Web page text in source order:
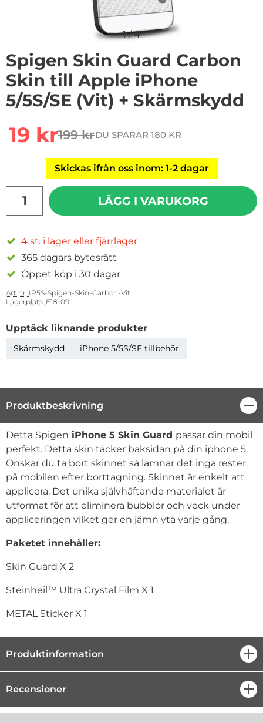
1/4
Spigen Skin Guard Carbon
Skin till Apple iPhone
5/5S/SE (Vit) + Skärmskydd
rea pris
19 krtidigare pris
199 krDU SPARAR 180 KR
Skickas ifrån oss inom: 1-2 dagar
LÄGG I VARUKORG
4 st. i lager eller fjärrlager
365 dagars bytesrätt
Öppet köp i 30 dagar
Art nr: IP5S-Spigen-Skin-Carbon-Vit
Lagerplats: E18-09
Upptäck liknande produkter
Skärmskydd iPhone 5/5S/SE tillbehör
Produktbeskrivning
Produktbeskrivning
Detta Spigen iPhone 5 Skin Guard passar din mobil
perfekt. Detta skin täcker baksidan på din iphone 5.
Önskar du ta bort skinnet så lämnar det inga rester
på mobilen efter borttagning. Skinnet är enkelt att
applicera. Det unika självhäftande materialet är
utformat för att eliminera bubblor och veck under
appliceringen vilket ger en jämn yta varje gång.
Paketet innehåller:
Skin Guard X 2
Steinheil™ Ultra Crystal Film X 1
METAL Sticker X 1
Produktinformation
Recensioner